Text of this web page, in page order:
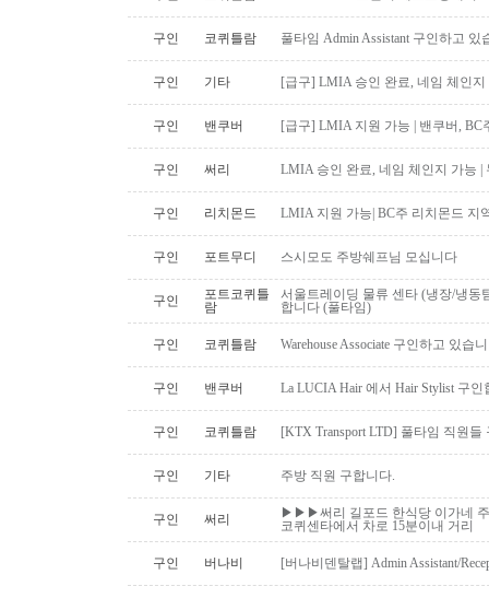
구인 코퀴틀람 풀타임 Admin Assistant 구인하고 있
구인 기타 [급구] LMIA 승인 완료, 네임 체인
구인 밴쿠버 [급구] LMIA 지원 가능 | 밴쿠버,
구인 써리 LMIA 승인 완료, 네임 체인지 가능 |
구인 리치몬드 LMIA 지원 가능| BC주 리치몬드 지
구인 포트무디 스시모도 주방쉐프님 모십니다
구인
포트코퀴틀
람
서울트레이딩 물류 센타 (냉장/냉동
합니다 (풀타임)
구인 코퀴틀람 Warehouse Associate 구인하고 있습
구인 밴쿠버 La LUCIA Hair 에서 Hair Stylist 구인
구인 코퀴틀람 [KTX Transport LTD] 풀타임 직원
구인 기타 주방 직원 구합니다.
구인 써리
▶▶▶써리 길포드 한식당 이가네
코퀴센타에서 차로 15분이내 거리
구인 버나비 [버나비덴탈랩] Admin Assistant/